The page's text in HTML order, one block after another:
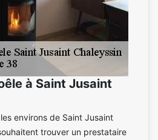
à Saint Jusaint
environs de Saint Jusaint
trouver un prestataire